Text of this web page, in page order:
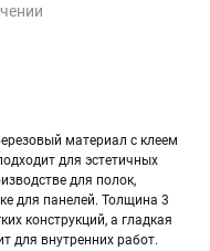
материал с клеем
для эстетичных
для полок,
для панелей. Толщина 3
конструкций, а гладкая
для внутренних работ.